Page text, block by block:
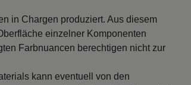
in Chargen produziert. Aus diesem
einzelner Komponenten
Farbnuancen berechtigen nicht zur
kann eventuell von den